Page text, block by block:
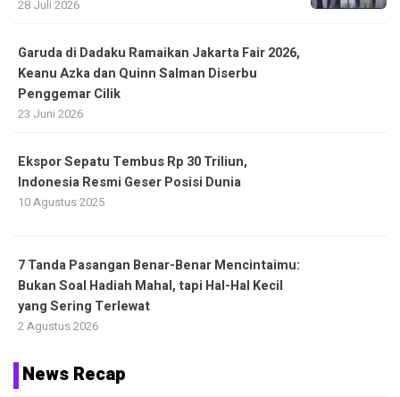
28 Juli 2026
Garuda di Dadaku Ramaikan Jakarta Fair 2026,
Keanu Azka dan Quinn Salman Diserbu
Penggemar Cilik
23 Juni 2026
Ekspor Sepatu Tembus Rp 30 Triliun,
Indonesia Resmi Geser Posisi Dunia
10 Agustus 2025
7 Tanda Pasangan Benar-Benar Mencintaimu:
Bukan Soal Hadiah Mahal, tapi Hal-Hal Kecil
yang Sering Terlewat
2 Agustus 2026
News Recap